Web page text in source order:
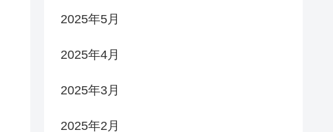
2025年5月
2025年4月
2025年3月
2025年2月